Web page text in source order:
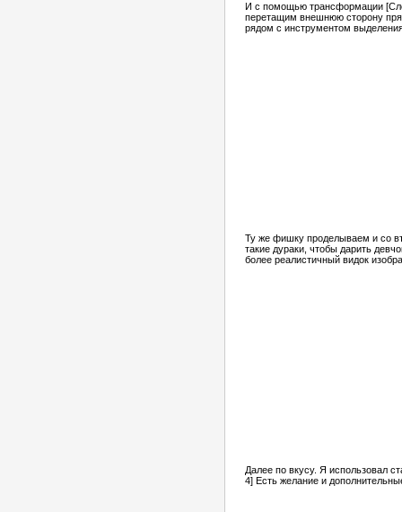
И с помощью трансформации
перетащим внешнюю стоpону
рядом с инструментом
Ту же фишку проделываем и со
такие дураки, чтобы дарить
более реалистичный видок
Далее по вкусу. Я использовал
4] Есть желание и